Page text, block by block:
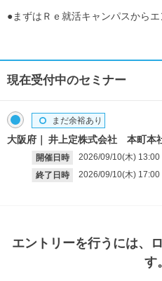
●まずはＲｅ就活キャンパスからエ
現在受付中のセミナー
大阪府 井上定株式会社 本町本
開催日時 2026/09/10(木) 13:00
終了日時
2026/09/10(木) 17:00
まだ余裕あり
エントリーを行うには、
す。